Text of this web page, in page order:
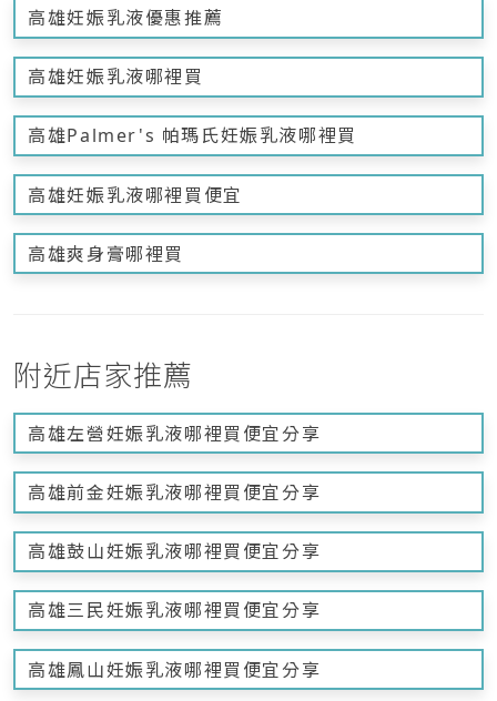
高雄妊娠乳液優惠推薦
高雄妊娠乳液哪裡買
高雄Palmer's 帕瑪氏妊娠乳液哪裡買
高雄妊娠乳液哪裡買便宜
高雄爽身膏哪裡買
附近店家推薦
高雄左營妊娠乳液哪裡買便宜分享
高雄前金妊娠乳液哪裡買便宜分享
高雄鼓山妊娠乳液哪裡買便宜分享
高雄三民妊娠乳液哪裡買便宜分享
高雄鳳山妊娠乳液哪裡買便宜分享